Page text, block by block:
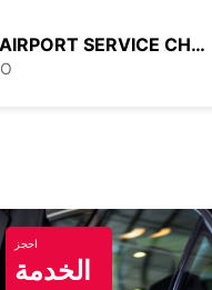
LOME INT AIRPORT SERVICE CHAUFFEUR
احجز
الخدمة